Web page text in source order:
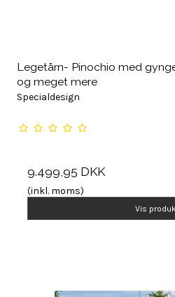
Legetårn- Pinochio med
og meget mere
Specialdesign
9.499,95 DKK
(inkl. moms)
Vis